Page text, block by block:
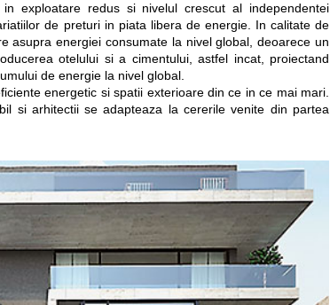
exploatare redus si nivelul crescut al independentei
de preturi in piata libera de energie. In calitate de
asupra energiei consumate la nivel global, deoarece un
otelului si a cimentului, astfel incat, proiectand
de energie la nivel global.
energetic si spatii exterioare din ce in ce mai mari.
si arhitectii se adapteaza la cererile venite din partea